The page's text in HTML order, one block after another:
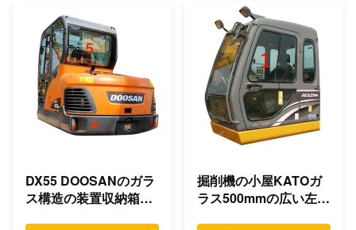
DX55 DOOSANのガラ
ス構造の装置収納箱の
掘削機の小屋KATOガ
ラス500mmの広い左側